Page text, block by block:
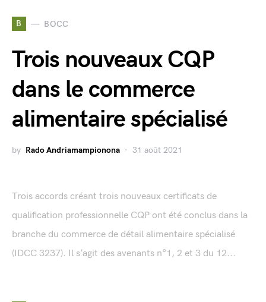
B BOCC
Trois nouveaux CQP
dans le commerce
alimentaire spécialisé
by Rado Andriamampionona 31 août 2021
Trois accords créant trois nouveaux certificats de
qualification professionnelle CQP ont été conclus dans la
branche du commerce de détail alimentaire spécialisé
(IDCC 3237). Il s’agit des avenants n°1, 2 et 3 du 12...